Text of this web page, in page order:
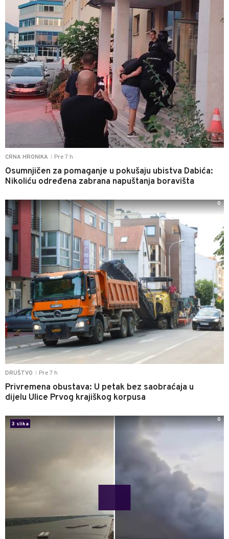
CRNA HRONIKA Pre 7 h
Osumnjičen za pomaganje u pokušaju ubistva Dabića:
Nikoliću određena zabrana napuštanja boravišta
DRUŠTVO Pre 7 h
Privremena obustava: U petak bez saobraćaja u
dijelu Ulice Prvog krajiškog korpusa
0
3 slika
0